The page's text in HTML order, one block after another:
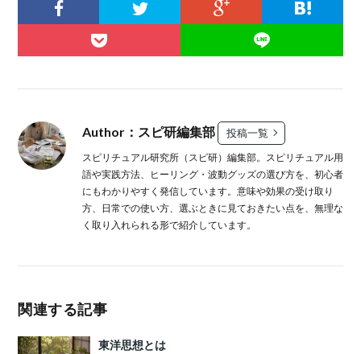
Author：スピ研編集部 投稿一覧
スピリチュアル研究所（スピ研）編集部。スピリチュアル用
語や実践方法、ヒーリング・波動グッズの選び方を、初心者
にもわかりやすく発信しています。意味や効果の受け取り
方、日常での使い方、選ぶときに見ておきたい点を、無理な
く取り入れられる形で紹介しています。
関連する記事
東洋思想とは